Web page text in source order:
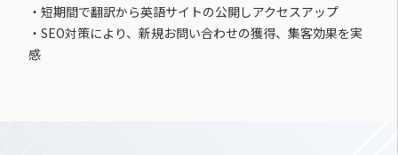
・短期間で翻訳から英語サイトの公開しアクセスアップ
・SEO対策により、新規お問い合わせの獲得、集客効果を実
感